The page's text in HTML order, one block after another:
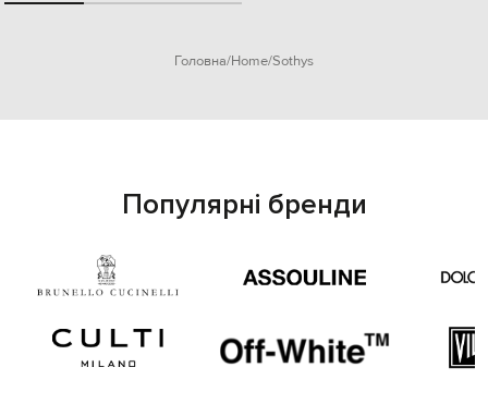
Головна Home Sothys
Популярні бренди